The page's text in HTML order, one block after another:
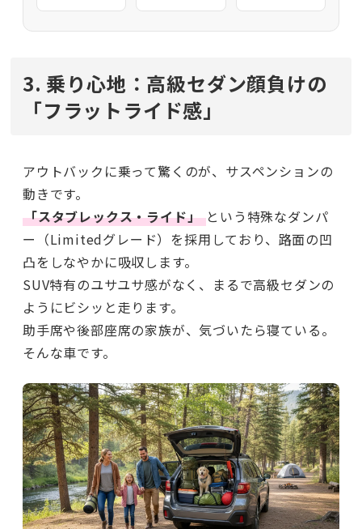
3. 乗り心地：高級セダン顔負けの
「フラットライド感」
アウトバックに乗って驚くのが、サスペンションの
動きです。
「スタブレックス・ライド」という特殊なダンパ
ー（Limitedグレード）を採用しており、路面の凹
凸をしなやかに吸収します。
SUV特有のユサユサ感がなく、まるで高級セダンの
ようにビシッと走ります。
助手席や後部座席の家族が、気づいたら寝ている。
そんな車です。